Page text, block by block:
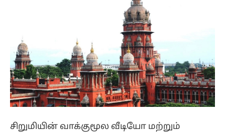
சிறுமியின் வாக்குமூல வீடியோ மற்றும்